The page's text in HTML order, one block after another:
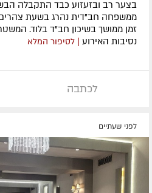
ממשפחה חב"דית נהרג בשעת
זמן ממושך בשיכון חב"ד בלוד.
נסיבות האירוע | לסיפור המלא
לכתבה
לפני שעתיים